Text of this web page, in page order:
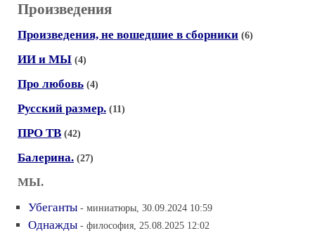
Произведения
Произведения, не вошедшие в сборники (6)
ИИ и МЫ (4)
Про любовь (4)
Русский размер. (11)
ПРО ТВ (42)
Балерина. (27)
МЫ.
Убеганты - миниатюры, 30.09.2024 10:59
Однажды - философия, 25.08.2025 12:02